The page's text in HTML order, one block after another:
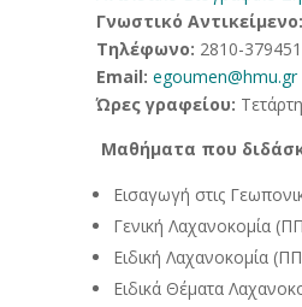
Γνωστικό Αντικείμενο:
Τηλέφωνο: 2810-379451
Email: egoumen@hmu.gr
Ώρες γραφείου:
Μαθήματα που
Εισαγωγή στις
Γενική Λαχανοκομία
Ειδική Λαχανοκομία
Ειδικά Θέματα